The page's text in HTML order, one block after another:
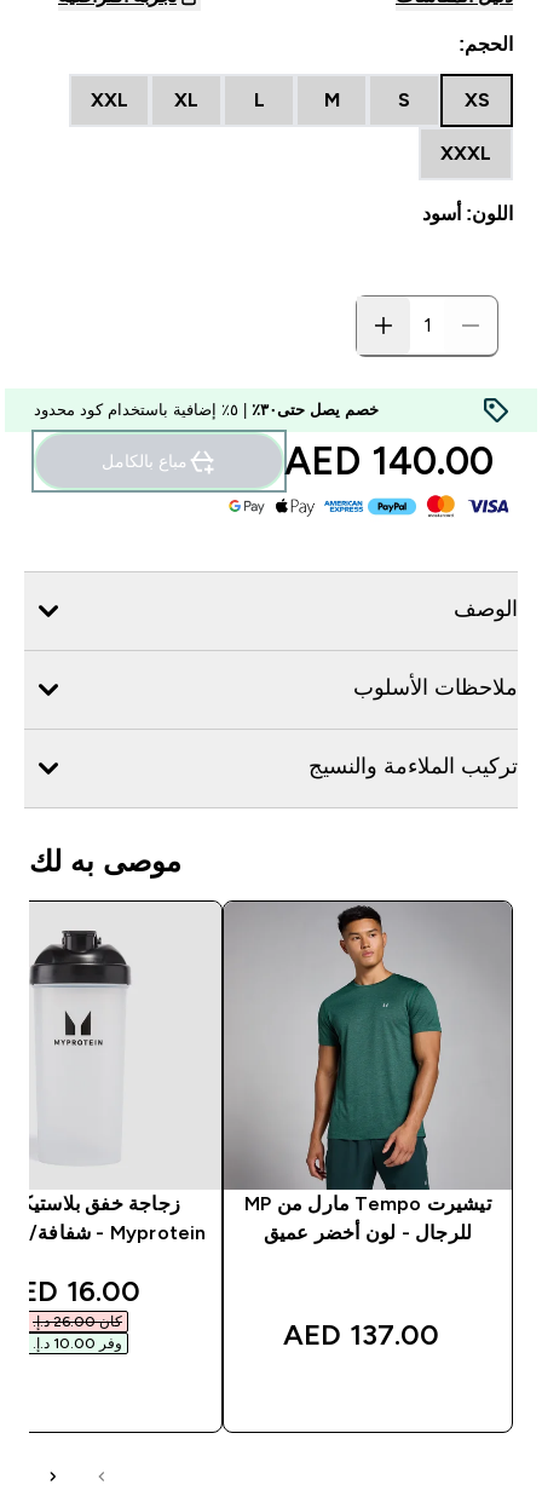
الحجم:
XS
S
M
L
XL
XXL
XXXL
اللون: أسود
خصم يصل حتى٣٠٪
140.00 AED‎ مباع بالكامل
الوصف
ملاحظات الأسلوب
تركيب الملاءمة والنسيج
موصى به لك
تيشيرت Tempo مارل من MP
للرجال - لون أخضر عميق
137.00 AED‎
زجاجة خفق
Myprotein - شفافة/ لون أسود
price
16.00 AED‎
كان ‏26.00 د.إ.‏‎
وفر ‏10.00 د.إ.‏‎